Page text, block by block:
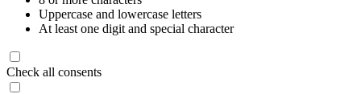
Uppercase and lowercase letters
At least one digit and special character
Check all consents